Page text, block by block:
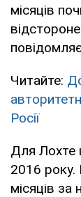
місяців
Читайте:
Росії
Для Лохте
2016 року.
місяців